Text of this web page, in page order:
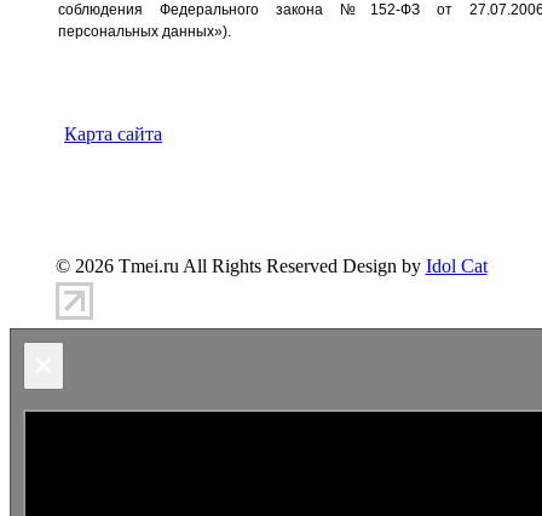
соблюдения Федерального закона №152-ФЗ от
персональных данных»).
Карта сайта
© 2026 Tmei.ru All Rights Reserved Design by Idol Cat